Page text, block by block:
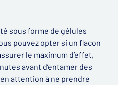
sous forme de gélules
pouvez opter si un flacon
le maximum d’effet,
avant d’entamer des
attention à ne prendre